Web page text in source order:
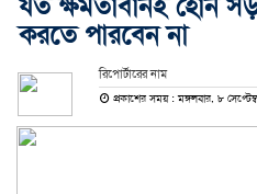
করতে পারবেন না
রিপোর্টারের নাম
প্রকাশের সময় : মঙ্গলবার, ৮